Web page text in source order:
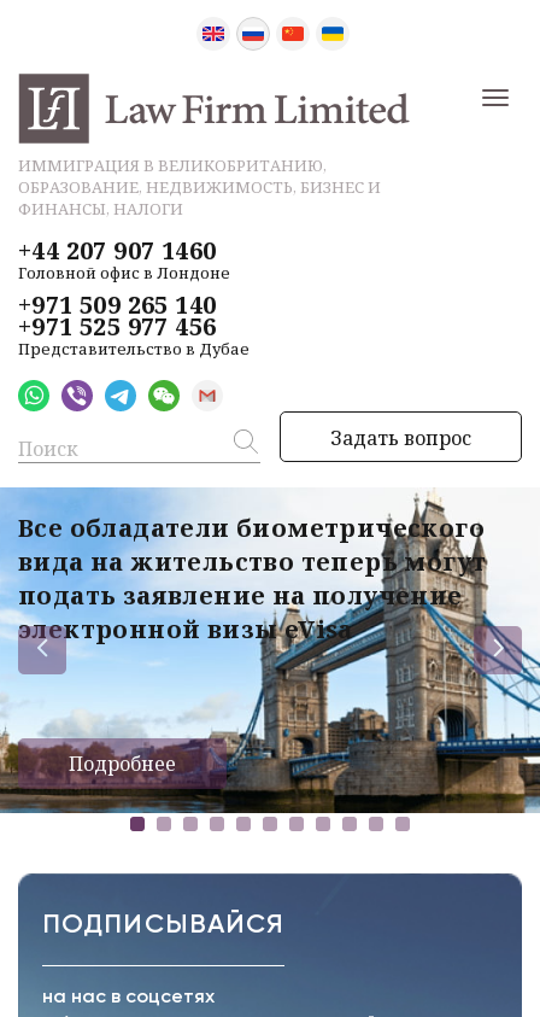
ИММИГРАЦИЯ В ВЕЛИКОБРИТАНИЮ,
ОБРАЗОВАНИЕ, НЕДВИЖИМОСТЬ, БИЗНЕС И
ФИНАНСЫ, НАЛОГИ
+44 207 907 1460
Головной офис в Лондоне
+971 509 265 140
+971 525 977 456
Представительство в Дубае
Задать вопрос
Все обладатели биометрического
вида на жительство теперь могут
подать заявление на получение
электронной визы eVisa
Подробнее
ПОДПИСЫВАЙСЯ
на нас в соцсетях